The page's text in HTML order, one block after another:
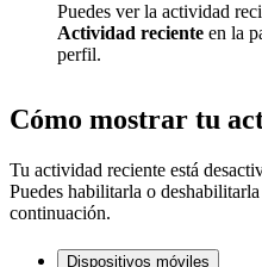
Puedes ver la actividad
Actividad reciente en la
perfil.
Cómo mostrar tu
Tu actividad reciente está
Puedes habilitarla o
continuación.
Dispositivos móviles